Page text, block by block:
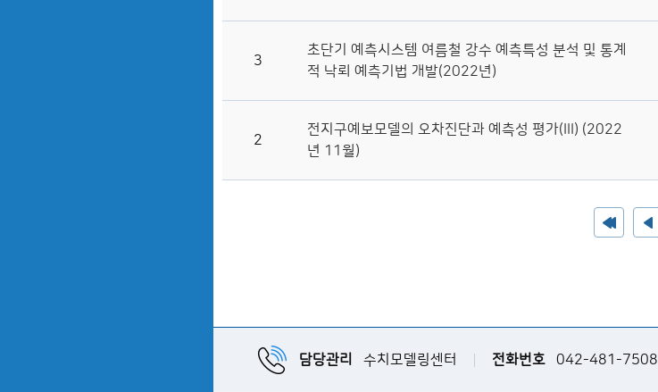
3
초단기 예측시스템 여름철 강수 예측특성 분석 및 통계
적 낙뢰 예측기법 개발(2022년)
2
전지구예보모델의 오차진단과 예측성 평가(III) (2022
년 11월)
담당관리 수치모델링센터 전화번호 042-481-7508